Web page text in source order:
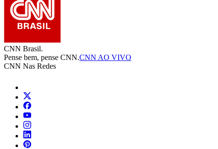
CNN Brasil.
Pense bem, pense CNN.CNN AO VIVO
CNN Nas Redes